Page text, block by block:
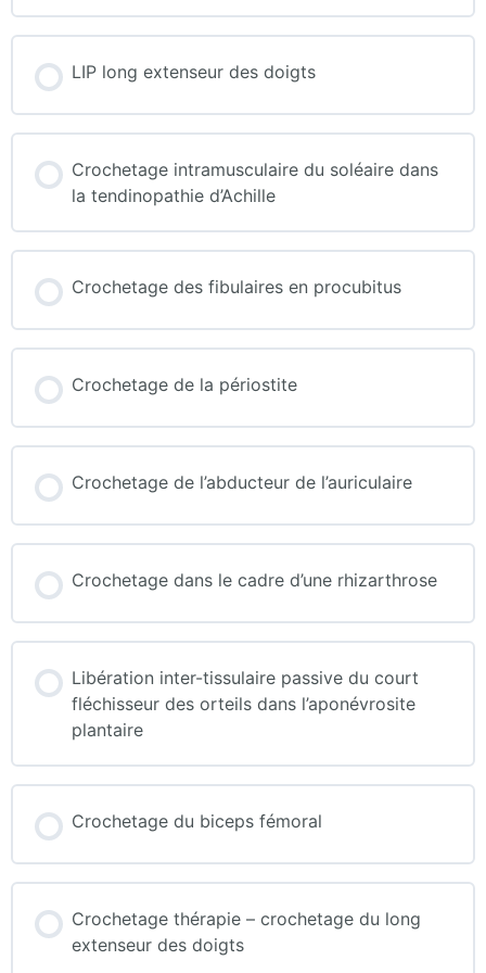
LIP long extenseur des doigts
Crochetage intramusculaire du soléaire dans
la tendinopathie d’Achille
Crochetage des fibulaires en procubitus
Crochetage de la périostite
Crochetage de l’abducteur de l’auriculaire
Crochetage dans le cadre d’une rhizarthrose
Libération inter-tissulaire passive du court
fléchisseur des orteils dans l’aponévrosite
plantaire
Crochetage du biceps fémoral
Crochetage thérapie – crochetage du long
extenseur des doigts